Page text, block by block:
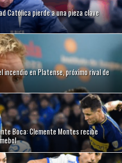
Católica pierde a una pieza clave
en Platense, próximo rival de
Boca: Clemente Montes recibe